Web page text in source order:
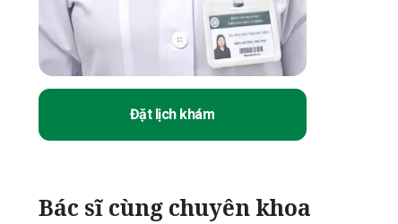
Đặt lịch khám
Bác sĩ cùng chuyên khoa